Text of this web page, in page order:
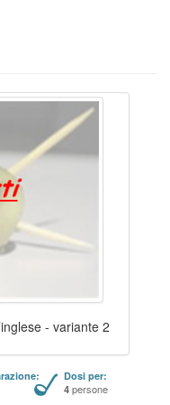
- variante 2
Dosi per:
4 persone